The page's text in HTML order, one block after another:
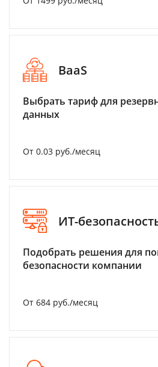
BaaS
Выбрать тариф для
данных
От 0.03 руб./месяц
ИТ-
Подобрать решения для
безопасности компании
От 684 руб./месяц